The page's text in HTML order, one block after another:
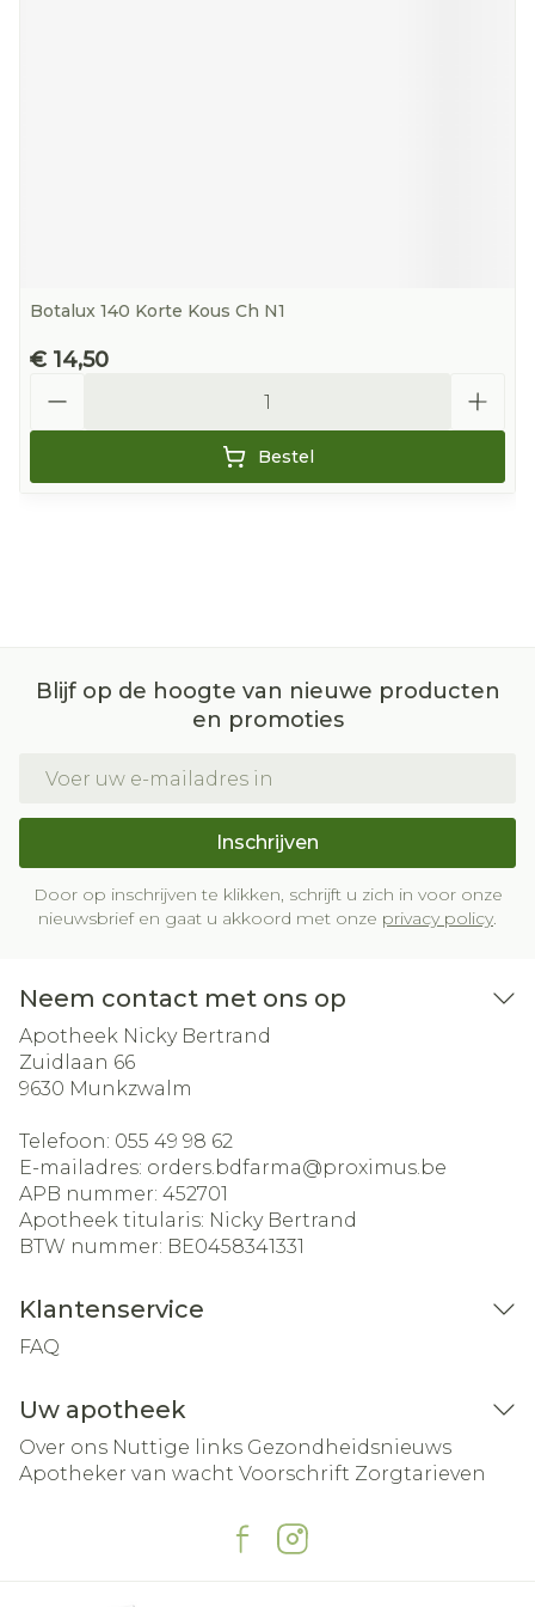
Botalux 140 Korte Kous Ch N1
€ 14,50
Bestel
Blijf op de hoogte van nieuwe producten
en promoties
Inschrijven
Door op inschrijven te klikken, schrijft u zich in voor onze
nieuwsbrief en gaat u akkoord met onze privacy policy.
Neem contact met ons op
Apotheek Nicky Bertrand
Zuidlaan 66
9630 Munkzwalm
Telefoon: 055 49 98 62
E-mailadres: orders.bdfarma@proximus.be
APB nummer: 452701
Apotheek titularis: Nicky Bertrand
BTW nummer: BE0458341331
Klantenservice
FAQ
Uw apotheek
Over ons Nuttige links Gezondheidsnieuws
Apotheker van wacht Voorschrift Zorgtarieven